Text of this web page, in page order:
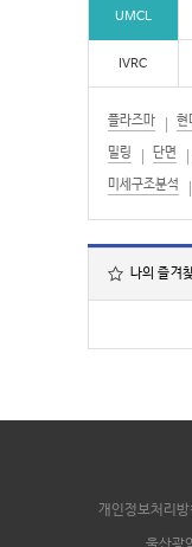
UMCL
IVRC
플라즈마 현
밀링 단면
미세구조분석
나의 즐겨
개인정보처리방